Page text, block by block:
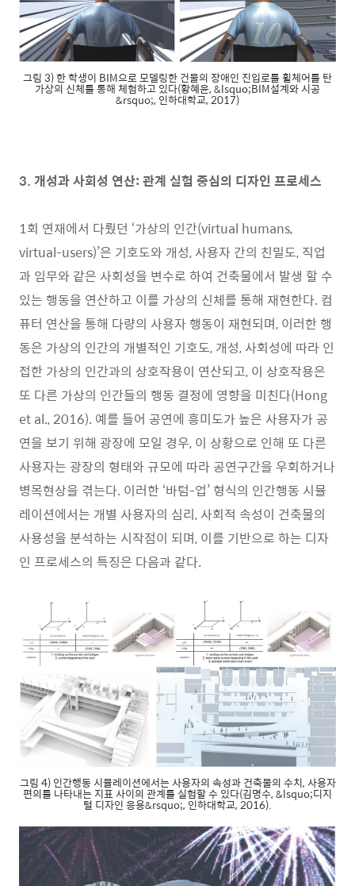
그림 3) 한 학생이 BIM으로 모델링한 건물의 장애인 진입로를 휠체어를 탄
가상의 신체를 통해 체험하고 있다(황혜윤, &lsquo;BIM설계와 시공
&rsquo;, 인하대학교, 2017)
3. 개성과 사회성 연산: 관계 실험 중심의 디자인 프로세스
1회 연재에서 다뤘던 ‘가상의 인간(virtual humans,
virtual-users)’은 기호도와 개성, 사용자 간의 친밀도, 직업
과 임무와 같은 사회성을 변수로 하여 건축물에서 발생 할 수
있는 행동을 연산하고 이를 가상의 신체를 통해 재현한다. 컴
퓨터 연산을 통해 다량의 사용자 행동이 재현되며, 이러한 행
동은 가상의 인간의 개별적인 기호도, 개성, 사회성에 따라 인
접한 가상의 인간과의 상호작용이 연산되고, 이 상호작용은
또 다른 가상의 인간들의 행동 결정에 영향을 미친다(Hong
et al., 2016). 예를 들어 공연에 흥미도가 높은 사용자가 공
연을 보기 위해 광장에 모일 경우, 이 상황으로 인해 또 다른
사용자는 광장의 형태와 규모에 따라 공연구간을 우회하거나
병목현상을 겪는다. 이러한 ‘바텀-업’ 형식의 인간행동 시뮬
레이션에서는 개별 사용자의 심리, 사회적 속성이 건축물의
사용성을 분석하는 시작점이 되며, 이를 기반으로 하는 디자
인 프로세스의 특징은 다음과 같다.
그림 4) 인간행동 시뮬레이션에서는 사용자의 속성과 건축물의 수치, 사용자
편의를 나타내는 지표 사이의 관계를 실험할 수 있다(김명수, &lsquo;디지
털 디자인 응용&rsquo;, 인하대학교, 2016).